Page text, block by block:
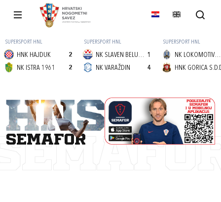
SUPERSPORT HNL
HNK HAJDUK
2
2
NK ISTRA 1961
SUPERSPORT HNL
NK SLAVEN BELUPO 1
4
NK VARAŽDIN
SUPERSPORT HNL
NK LOKOMOTIVA (Z)
HNK GORICA
semafor